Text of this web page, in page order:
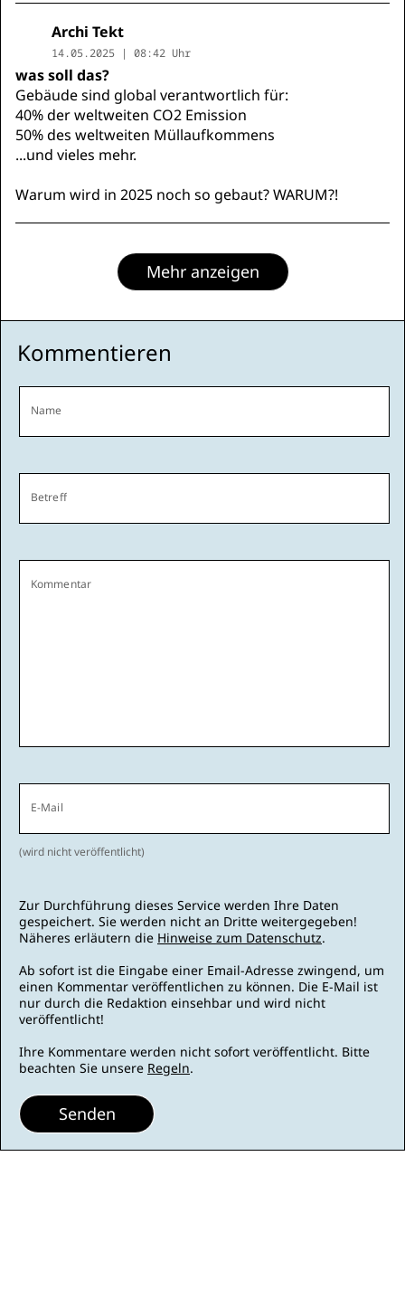
Archi Tekt
14.05.2025 | 08:42 Uhr
was soll das?
Gebäude sind global verantwortlich für:
40% der weltweiten CO2 Emission
50% des weltweiten Müllaufkommens
...und vieles mehr.
Warum wird in 2025 noch so gebaut? WARUM?!
Mehr anzeigen
Kommentieren
Name
Betreff
Kommentar
E-Mail
(wird nicht veröffentlicht)
Zur Durchführung dieses Service werden Ihre Daten
gespeichert. Sie werden nicht an Dritte weitergegeben!
Näheres erläutern die Hinweise zum Datenschutz.
Ab sofort ist die Eingabe einer Email-Adresse zwingend, um
einen Kommentar veröffentlichen zu können. Die E-Mail ist
nur durch die Redaktion einsehbar und wird nicht
veröffentlicht!
Ihre Kommentare werden nicht sofort veröffentlicht. Bitte
beachten Sie unsere Regeln.
Senden